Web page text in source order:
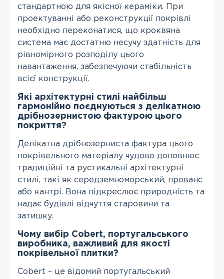
стандартною для якісної кераміки. При
проектуванні або реконструкції покрівлі
необхідно переконатися, що кроквяна
система має достатню несучу здатність для
рівномірного розподілу цього
навантаження, забезпечуючи стабільність
всієї конструкції.
Які архітектурні стилі найбільш
гармонійно поєднуються з делікатною
дрібнозернистою фактурою цього
покриття?
Делікатна дрібнозерниста фактура цього
покрівельного матеріалу чудово доповнює
традиційні та рустикальні архітектурні
стилі, такі як середземноморський, прованс
або кантрі. Вона підкреслює природність та
надає будівлі відчуття старовини та
затишку.
Чому вибір Cobert, португальського
виробника, важливий для якості
покрівельної плитки?
Cobert – це відомий португальський